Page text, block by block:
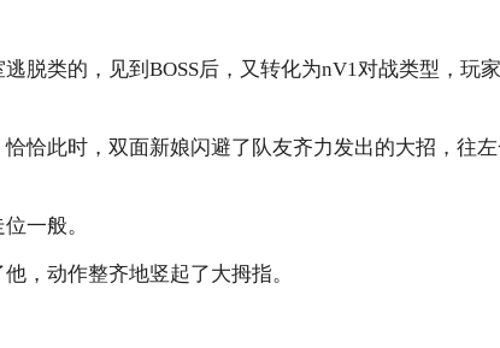
脱类的，见到BOSS后，又转化为nV1对战类型，玩
恰此时，双面新娘闪避了队友齐力发出的大招，往
一般。
，动作整齐地竖起了大拇指。